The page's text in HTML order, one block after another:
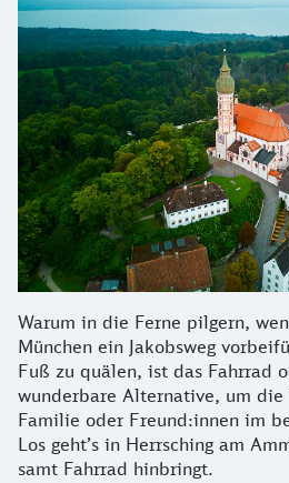
Warum in die Ferne pilgern,
München ein Jakobsweg
Fuß zu quälen, ist das Fahrrad
wunderbare Alternative, um die
Familie oder Freund:innen im
Los geht’s in Herrsching am
samt Fahrrad hinbringt.